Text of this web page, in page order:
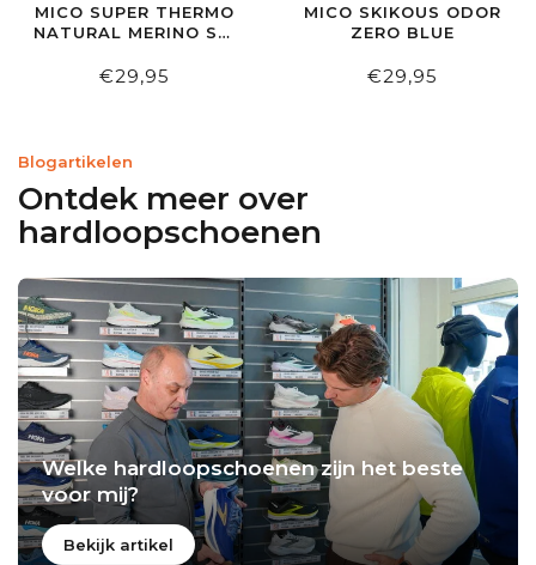
MICO SUPER THERMO
NATURAL MERINO SKI
€29,95
MICO SKIKOUS ODOR
ZERO BLUE
€29,95
Blogartikelen
Ontdek meer over
hardloopschoenen
Welke hardloopschoenen zijn het beste
voor mij?
Bekijk artikel